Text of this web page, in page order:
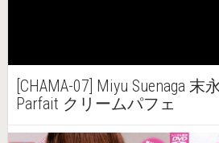
[CHAMA-07] Miyu Suenaga 末
Parfait クリームパフェ